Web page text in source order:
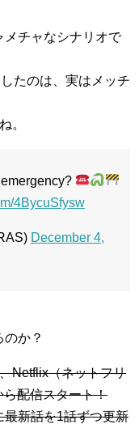
メチャなシナリオで
たのは、実はメッチ
。
4BycuSfysw
December 4,
か？
Netflix（ネットフリ
配信スタート！
新話を1話ずつ更新